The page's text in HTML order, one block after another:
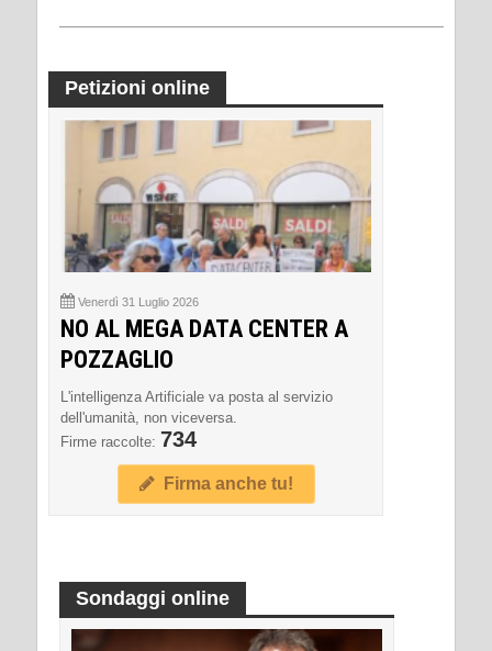
Petizioni online
Venerdì 31 Luglio 2026
NO AL MEGA DATA CENTER A
POZZAGLIO
L'intelligenza Artificiale va posta al servizio
dell'umanità, non viceversa.
Firme raccolte: 734
Firma anche tu!
Sondaggi online